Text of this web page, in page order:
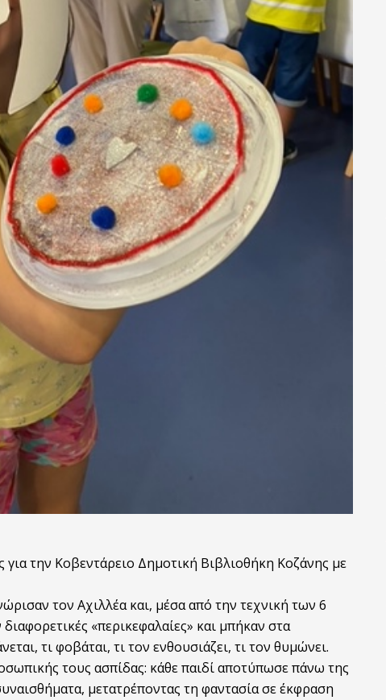
για την Κοβεντάρειο Δημοτική Βιβλιοθήκη Κοζάνης με
τον Αχιλλέα και, μέσα από την τεχνική των 6
«περικεφαλαίες» και μπήκαν στα
τι φοβάται, τι τον ενθουσιάζει, τι τον θυμώνει.
τους ασπίδας: κάθε παιδί αποτύπωσε πάνω της
μετατρέποντας τη φαντασία σε έκφραση